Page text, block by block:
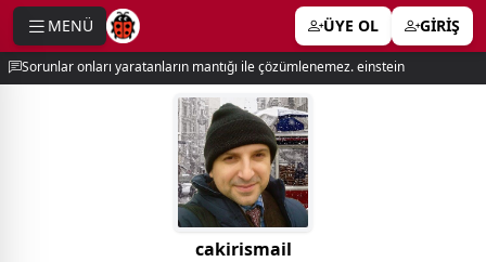
MENÜ ÜYE OL GİRİŞ
Sorunlar onları yaratanların mantığı ile çözümlenemez. einstein
cakirismail
menu